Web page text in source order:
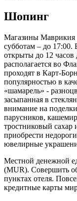
Шопинг
Магазины Маврикия
субботам – до 17:00.
открыты до 12
располагается во
проходят в Карт-
популярностью в
«шамарель» -
засыпанная в
внимание на
парусников,
тростниковый
приобрести
ювелирные
Местной денежной
(MUR). Совершить
пунктах отеля.
кредитные карты